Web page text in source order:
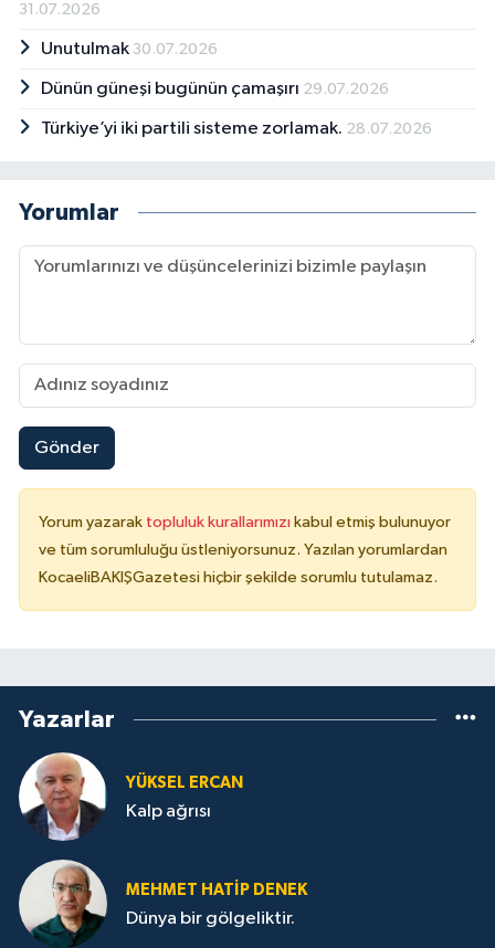
31.07.2026
Unutulmak 30.07.2026
Dünün güneşi bugünün çamaşırı 29.07.2026
Türkiye’yi iki partili sisteme zorlamak. 28.07.2026
Yorumlar
Gönder
Yorum yazarak topluluk kurallarımızı kabul etmiş bulunuyor
ve tüm sorumluluğu üstleniyorsunuz. Yazılan yorumlardan
KocaeliBAKIŞGazetesi hiçbir şekilde sorumlu tutulamaz.
Yazarlar
YÜKSEL ERCAN
Kalp ağrısı
MEHMET HATİP DENEK
Dünya bir gölgeliktir.